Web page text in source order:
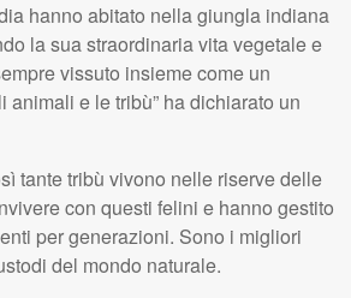
hanno abitato nella giungla indiana
la sua straordinaria vita vegetale e
vissuto insieme come un
animali e le tribù” ha dichiarato un
tante tribù vivono nelle riserve delle
con questi felini e hanno gestito
per generazioni. Sono i migliori
del mondo naturale.